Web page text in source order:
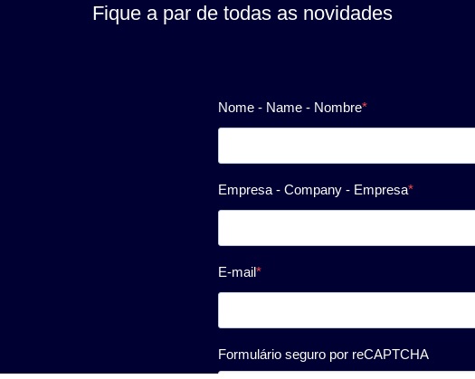
Fique a par de todas as novidades